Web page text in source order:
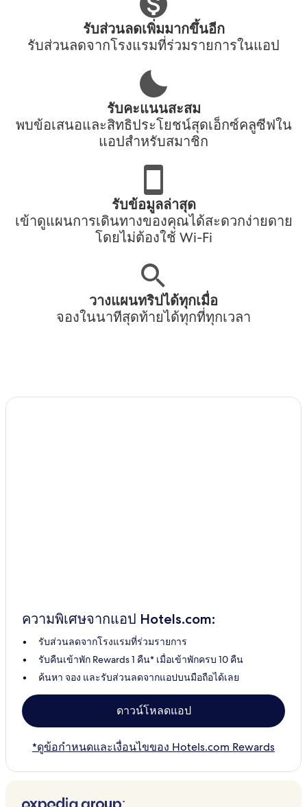
รับส่วนลดเพิ่มมากขึ้นอีก
รับส่วนลดจากโรงแรมที่ร่วมรายการในแอป
รับคะแนนสะสม
พบข้อเสนอและสิทธิประโยชน์สุดเอ็กซ์คลูซีฟใน
แอปสำหรับสมาชิก
รับข้อมูลล่าสุด
เข้าดูแผนการเดินทางของคุณได้สะดวกง่ายดาย
โดยไม่ต้องใช้ Wi-Fi
วางแผนทริปได้ทุกเมื่อ
จองในนาทีสุดท้ายได้ทุกที่ทุกเวลา
ความพิเศษจากแอป Hotels.com:
รับส่วนลดจากโรงแรมที่ร่วมรายการ
รับคืนเข้าพัก Rewards 1 คืน* เมื่อเข้าพักครบ 10 คืน
ค้นหา จอง และรับส่วนลดจากแอปบนมือถือได้เลย
ดาวน์โหลดแอป
*ดูข้อกำหนดและเงื่อนไขของ Hotels.com Rewards